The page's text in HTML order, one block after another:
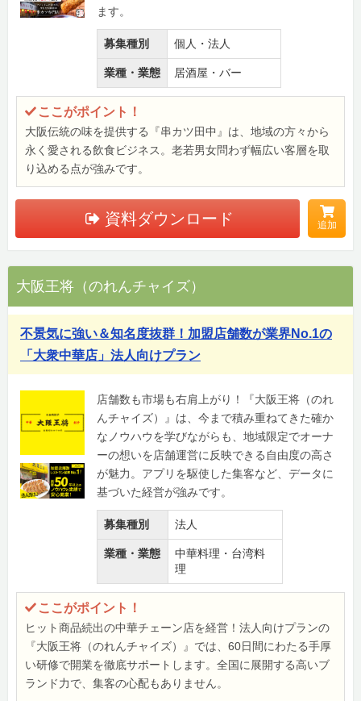
ます。
募集種別 個人・法人
業種・業態 居酒屋・バー
ここがポイント！
大阪伝統の味を提供する『串カツ田中』は、地域の方々から
永く愛される飲食ビジネス。老若男女問わず幅広い客層を取
り込める点が強みです。
資料ダウンロード 追加
大阪王将（のれんチャイズ）
不景気に強い＆知名度抜群！加盟店舗数が業界No.1の
「大衆中華店」法人向けプラン
店舗数も市場も右肩上がり！『大阪王将（のれ
んチャイズ）』は、今まで積み重ねてきた確か
なノウハウを学びながらも、地域限定でオーナ
ーの想いを店舗運営に反映できる自由度の高さ
が魅力。アプリを駆使した集客など、データに
基づいた経営が強みです。
募集種別 法人
業種・業態
中華料理・台湾料
理
ここがポイント！
ヒット商品続出の中華チェーン店を経営！法人向けプランの
『大阪王将（のれんチャイズ）』では、60日間にわたる手厚
い研修で開業を徹底サポートします。全国に展開する高いブ
ランド力で、集客の心配もありません。